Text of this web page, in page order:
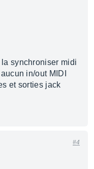
synchroniser midi
in/out MIDI
et sorties jack
#4